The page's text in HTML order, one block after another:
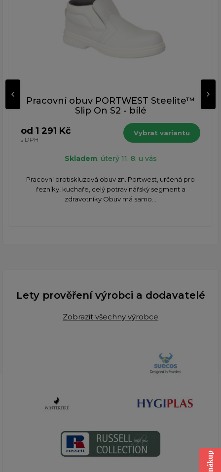
Pracovní obuv PORTWEST Steelite™
Slip On S2 - bílé
od 1 291 Kč
s DPH
Vybrat variantu
Skladem, úterý 11. 8. u vás
​Pracovní protiskluzová obuv zn. Portwest, určená pro
řezníky, kuchaře, celý potravinářský segment a
zdravotníky Obuv má samo...
Lety prověření výrobci a dodavatelé
Zobrazit všechny výrobce